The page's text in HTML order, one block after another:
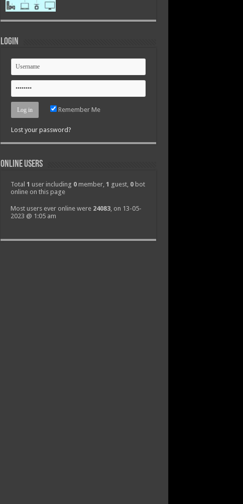
Login
Remember Me
Lost your password?
Online Users
Total 1 user including 0member, 1 guest, 0bot
online on this page
Most users ever online were 24083, on 13-05-
2023 @ 1:05 am